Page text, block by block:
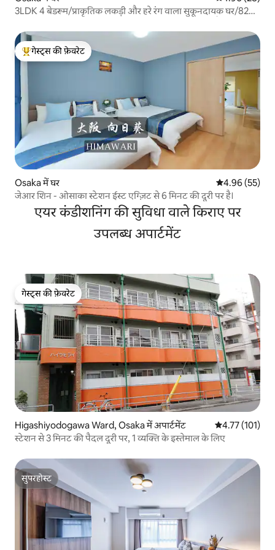
3LDK 4 बेडरूम/प्राकृतिक लकड़ी और हरे रंग वाला सुकूनदायक घर/82
पर/परिवार के साथ मुस्कुराहट भरी यात्रा
गेस्ट्स का टॉप फ़ेवरेट
गेस्ट्स की फ़ेवरेट
Osaka में घर औसत रेटिंग 5 में
4.96 (55)
जेआर शिन - ओसाका स्टेशन ईस्ट एग्ज़िट से 6 मिनट की दूरी पर है।
एयर कंडीशनिंग की सुविधा वाले किराए पर
उपलब्ध अपार्टमेंट
गेस्ट्स की फ़ेवरेट
गेस्ट्स की फ़ेवरेट
Higashiyodogawa Ward, Osaka में अपार्टमेंट औसत रेटिंग 5 में से
4.77 (101)
स्टेशन से 3 मिनट की पैदल दूरी पर, 1 व्यक्ति के इस्तेमाल के लिए
सुपरहोस्ट
सुपरहोस्ट